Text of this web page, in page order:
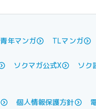
年マンガ TLマンガ
ソクマガ公式X
ソク
個人情報保護方針